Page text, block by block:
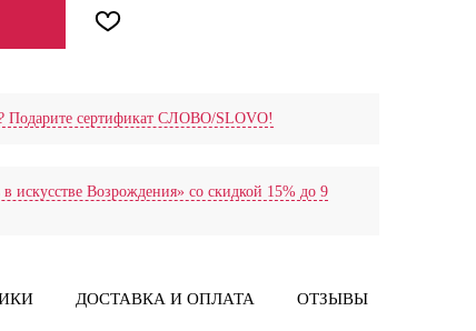
Подарите сертификат СЛОВО/SLOVO!
искусстве Возрождения» со скидкой 15% до 9
ДОСТАВКА И ОПЛАТА ОТЗЫВЫ